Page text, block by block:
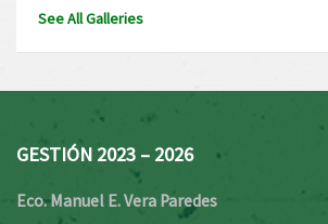
See All Galleries
GESTIÓN 2023 – 2026
Eco. Manuel E. Vera Paredes